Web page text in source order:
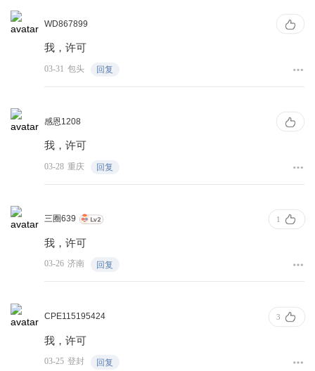
WD867899
我，许可
03-31 包头 回复
感恩1208
我，许可
03-28 重庆 回复
三圈639 1
我，许可
03-26 济南 回复
CPE115195424 3
我，许可
03-25 登封 回复